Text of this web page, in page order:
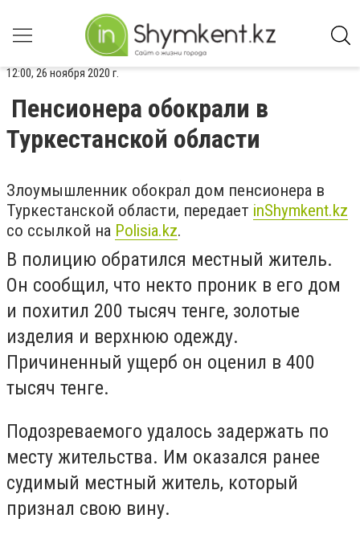
12:00, 26 ноября 2020 г.
Пенсионера обокрали в
Туркестанской области
Злоумышленник обокрал дом пенсионера в
Туркестанской области, передает inShymkent.kz
со ссылкой на Polisia.kz.
В полицию обратился местный житель.
Он сообщил, что некто проник в его дом
и похитил 200 тысяч тенге, золотые
изделия и верхнюю одежду.
Причиненный ущерб он оценил в 400
тысяч тенге.
Подозреваемого удалось задержать по
месту жительства. Им оказался ранее
судимый местный житель, который
признал свою вину.